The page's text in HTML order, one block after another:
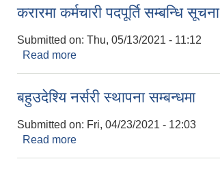
करारमा कर्मचारी पदपूर्ति सम्बन्धि सूचना
Submitted on: Thu, 05/13/2021 - 11:12
Read more
बहुउदेश्यि नर्सरी स्थापना सम्बन्धमा
Submitted on: Fri, 04/23/2021 - 12:03
Read more